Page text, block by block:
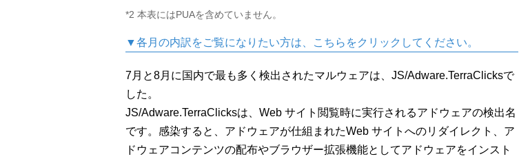
*2 本表にはPUAを含めていません。
▼各月の内訳をご覧になりたい方は、こちらをクリックしてください。
7月と8月に国内で最も多く検出されたマルウェアは、JS/Adware.TerraClicksで
した。
JS/Adware.TerraClicksは、Web サイト閲覧時に実行されるアドウェアの検出名
です。感染すると、アドウェアが仕組まれたWeb サイトへのリダイレクト、ア
ドウェアコンテンツの配布やブラウザー拡張機能としてアドウェアをインスト